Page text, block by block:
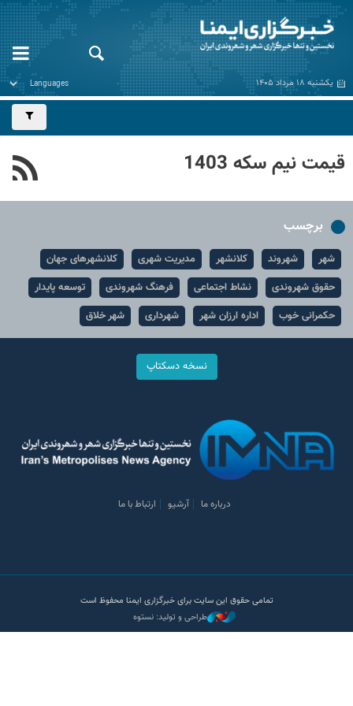
یکشنبه ۱۸ مرداد ۱۴۰۵
قیمت نیم سکه 1403
برچسب
شهر شهروند کلانشهر مدیریت شهری
کلانشهرهای جهان
حقوق شهروندی
نشاط اجتماعی فرهنگ شهروندی
توسعه پایدار
حکمرانی خوب
اداره ارزان شهر شهرداری شهر خلاق
نسخه دسکتاپ
درباره ما آرشیو ارتباط با ما
تمامی حقوق این سایت برای خبرگزاری ایمنا محفوظ است
طراحی و تولید: نستوه